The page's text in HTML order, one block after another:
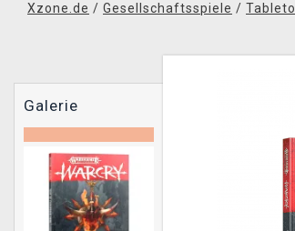
Xzone.de / Gesellschaftsspiele /
Galerie